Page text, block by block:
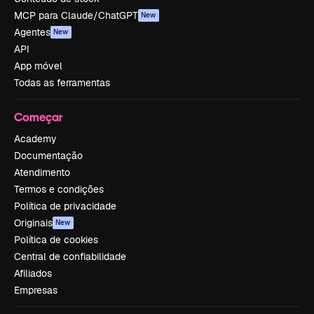
MCP para Claude/ChatGPT New
Agentes New
API
App móvel
Todas as ferramentas
Começar
Academy
Documentação
Atendimento
Termos e condições
Política de privacidade
Originais New
Política de cookies
Central de confiabilidade
Afiliados
Empresas